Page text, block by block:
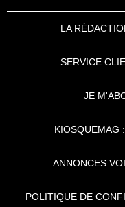
LA
SERVICE
JE
KIOSQUEMAG
ANNONCES
POLITIQUE DE